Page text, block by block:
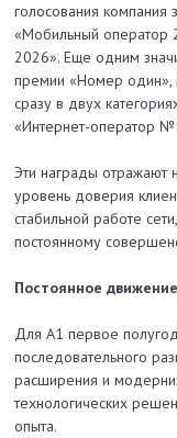
голосования компания
«Мобильный оператор
2026». Еще одним
премии «Номер один»,
сразу в двух
«Интернет-оператор
Эти награды отражают
уровень доверия
стабильной работе
постоянному
Постоянное
Для А1 первое
последовательного
расширения и
технологических
опыта.